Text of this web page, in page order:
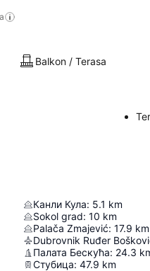
Balkon / Terasa
Канли Кула: 5.1 km
Sokol grad: 10 km
Palača Zmajević: 17.9 km
Dubrovnik Ruđer
Палата Бескућа: 24.3
Стубица: 47.9 km